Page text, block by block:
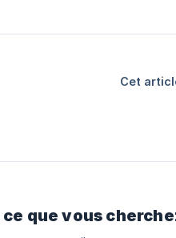
Cet
que vous